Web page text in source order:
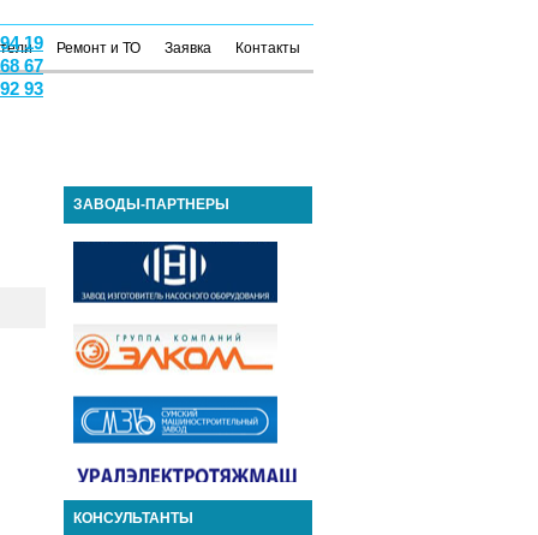
19
67
93
Ремонт и ТО Заявка Контакты
ЗАВОДЫ-ПАРТНЕРЫ
КОНСУЛЬТАНТЫ